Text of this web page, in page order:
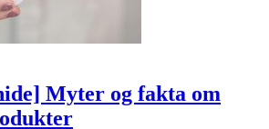
Myter og fakta om